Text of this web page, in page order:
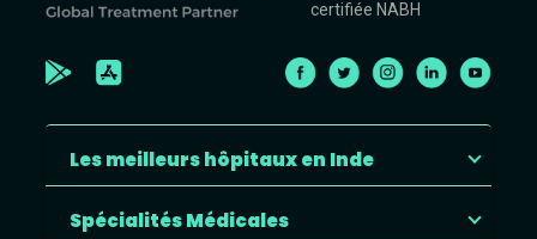
certifiée NABH
Les meilleurs hôpitaux en Inde
Spécialités Médicales